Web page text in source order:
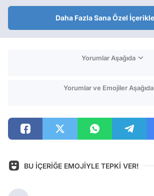
Daha Fazla Sana Özel
Yorumlar Aşağıda
Yorumlar ve Emojiler Aşağıda
BU İÇERİĞE EMOJİYLE TEPKİ VER!